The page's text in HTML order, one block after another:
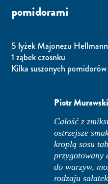
pomidorami
5 łyżek Majonezu
1 ząbek czosnku
Kilka suszonych pomidorów
Piotr
Całość z
ostrzejsze
kroplą sosu
przygotowany
do warzyw,
rodzaju